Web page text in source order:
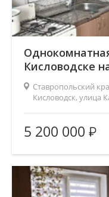
Кисловодске
5156Ставропольский
Кисловодск, улица
Площадь(общ. /жил.
Число комнат:
Этаж:
В ИЗБРАННОЕ
5 200 000